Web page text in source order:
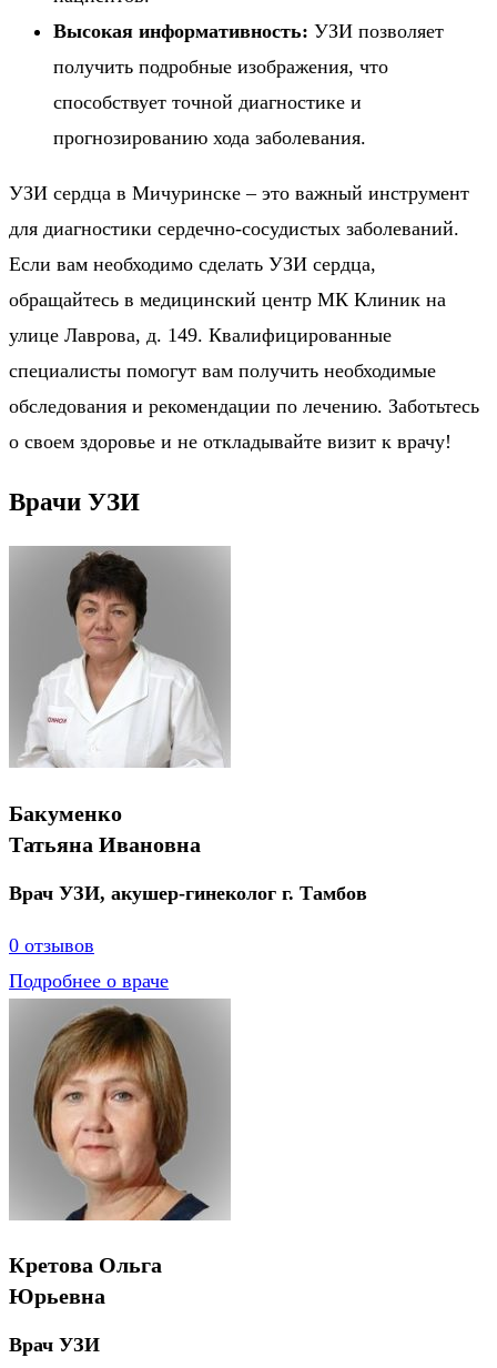
Высокая информативность: УЗИ позволяет
получить подробные изображения, что
способствует точной диагностике и
прогнозированию хода заболевания.
УЗИ сердца в Мичуринске – это важный инструмент
для диагностики сердечно-сосудистых заболеваний.
Если вам необходимо сделать УЗИ сердца,
обращайтесь в медицинский центр МК Клиник на
улице Лаврова, д. 149. Квалифицированные
специалисты помогут вам получить необходимые
обследования и рекомендации по лечению. Заботьтесь
о своем здоровье и не откладывайте визит к врачу!
Врачи УЗИ
Бакуменко
Татьяна Ивановна
Врач УЗИ, акушер-гинеколог г. Тамбов
0 отзывов
Подробнее о враче
Кретова Ольга
Юрьевна
Врач УЗИ